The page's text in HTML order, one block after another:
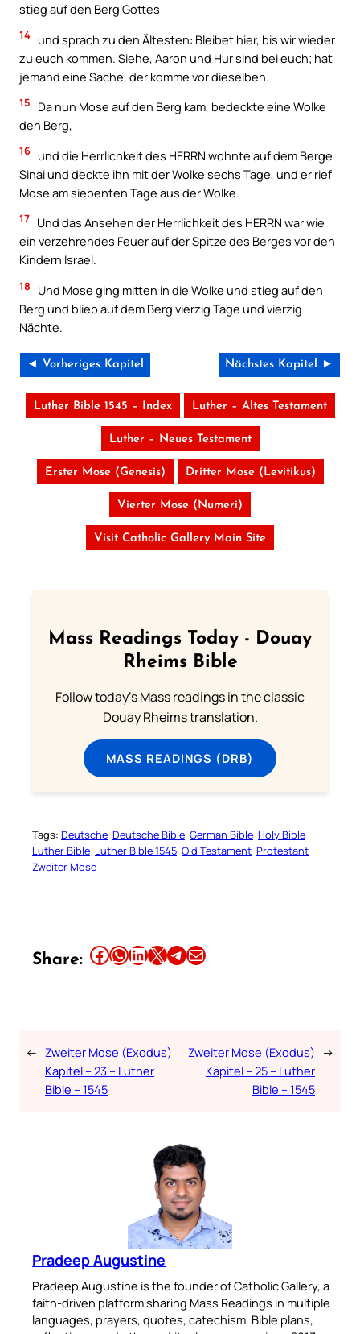
stieg auf den Berg Gottes
14 und sprach zu den Ältesten: Bleibet hier, bis wir wieder
zu euch kommen. Siehe, Aaron und Hur sind bei euch; hat
jemand eine Sache, der komme vor dieselben.
15
Da nun Mose auf den Berg kam, bedeckte eine Wolke
den Berg,
16 und die Herrlichkeit des HERRN wohnte auf dem Berge
Sinai und deckte ihn mit der Wolke sechs Tage, und er rief
Mose am siebenten Tage aus der Wolke.
17 Und das Ansehen der Herrlichkeit des HERRN war wie
ein verzehrendes Feuer auf der Spitze des Berges vor den
Kindern Israel.
18
Und Mose ging mitten in die Wolke und stieg auf den
Berg und blieb auf dem Berg vierzig Tage und vierzig
Nächte.
◄ Vorheriges Kapitel Nächstes Kapitel ►
Luther Bible 1545 – Index Luther – Altes Testament
Luther – Neues Testament
Erster Mose (Genesis) Dritter Mose (Levitikus)
Vierter Mose (Numeri)
Visit Catholic Gallery Main Site
Mass Readings Today - Douay
Rheims Bible
Follow today's Mass readings in the classic
Douay Rheims translation.
MASS READINGS (DRB)
Tags: Deutsche Deutsche Bible German Bible Holy Bible
Luther Bible Luther Bible 1545 Old Testament Protestant
Zweiter Mose
Share: Share this article on Facebook Share this article on WhatsApp Share this article on LinkedIn Share this article on X Share this article on TelegramEmail this Article
← Zweiter Mose (Exodus)
Kapitel – 23 – Luther
Bible – 1545
Zweiter Mose (Exodus)
Kapitel – 25 – Luther
Bible – 1545
→
Pradeep Augustine
Pradeep Augustine is the founder of Catholic Gallery, a
faith-driven platform sharing Mass Readings in multiple
languages, prayers, quotes, catechism, Bible plans,